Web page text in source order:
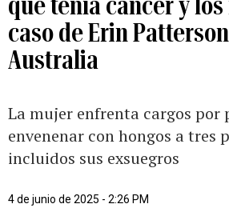
caso de Erin
Australia
La mujer enfrenta cargos por
envenenar con hongos a tres
incluidos sus exsuegros
4 de junio de 2025 - 2:26 PM